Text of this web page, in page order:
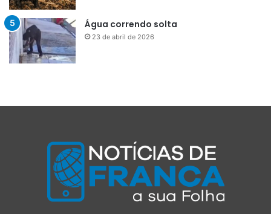
Água correndo solta
23 de abril de 2026